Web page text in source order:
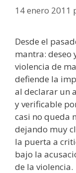
14 enero 2011
Desde el
mantra: deseo
violencia de
defiende la
al declarar un
y verificable
casi no queda
dejando muy
la puerta a
bajo la
de la violencia.